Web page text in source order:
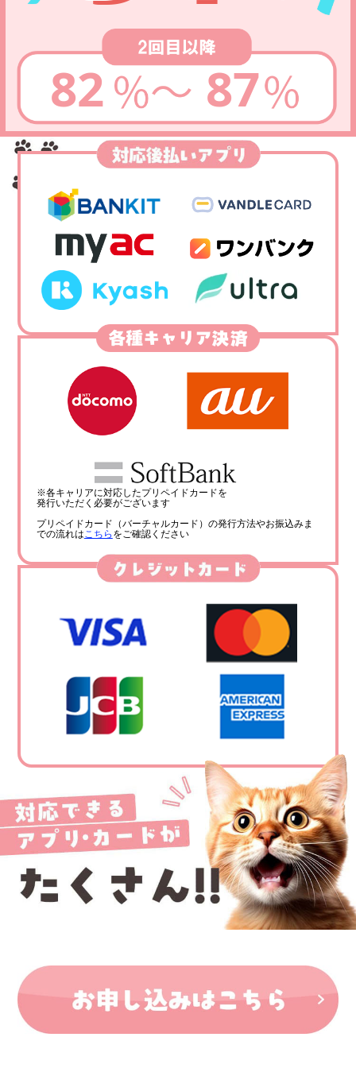
82 87
※各キャリアに対応したプリペイドカードを
発行いただく必要がございます
プリペイドカード（バーチャルカード）の発行方法やお振込みま
での流れはこちら をご確認ください